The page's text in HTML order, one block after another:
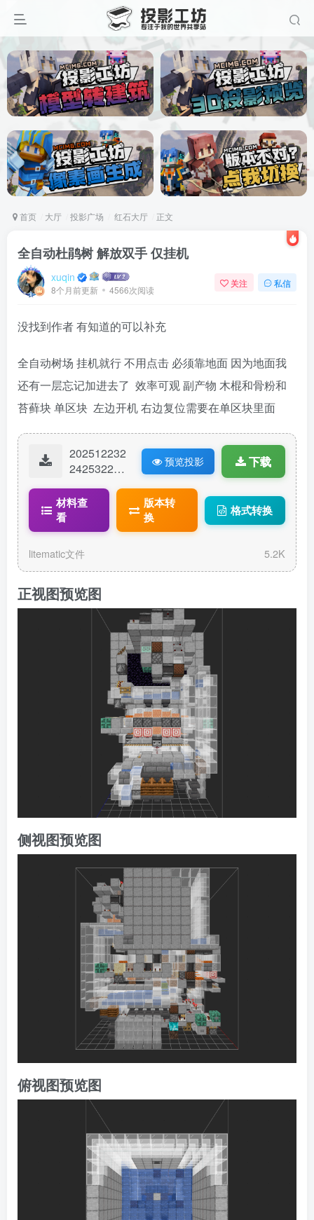
首页 大厅 投影广场 红石大厅 正文
全自动杜鹃树 解放双手 仅挂机
xuqin
8个月前更新 4566次阅读
关注 私信
没找到作者 有知道的可以补充
全自动树场 挂机就行 不用点击 必须靠地面 因为地面我
还有一层忘记加进去了 效率可观 副产物 木棍和骨粉和
苔藓块 单区块 左边开机 右边复位需要在单区块里面
202512232
24253221-
场.litematic
预览投影 下载
材料查
看
版本转
换
格式转换
litematic文件 5.2K
正视图预览图
侧视图预览图
俯视图预览图